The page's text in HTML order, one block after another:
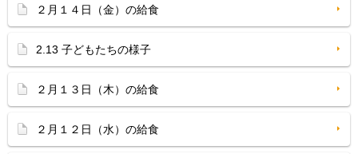
２月１４日（金）の給食
2.13 子どもたちの様子
２月１３日（木）の給食
２月１２日（水）の給食